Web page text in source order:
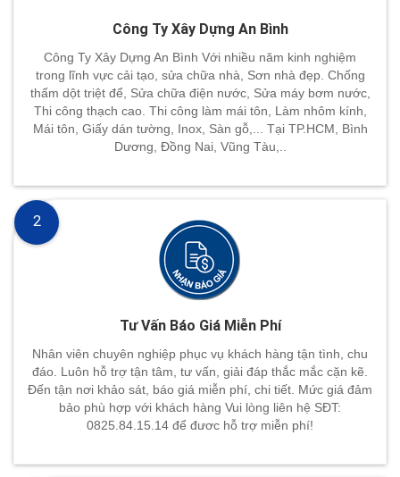
Công Ty Xây Dựng An Bình
Công Ty Xây Dựng An Bình Với nhiều năm kinh nghiệm
trong lĩnh vực cải tạo, sửa chữa nhà, Sơn nhà đẹp. Chống
thấm dột triệt để, Sửa chữa điện nước, Sửa máy bơm nước,
Thi công thạch cao. Thi công làm mái tôn, Làm nhôm kính,
Mái tôn, Giấy dán tường, Inox, Sàn gỗ,... Tại TP.HCM, Bình
Dương, Đồng Nai, Vũng Tàu,..
Tư Vấn Báo Giá Miễn Phí
Nhân viên chuyên nghiệp phục vụ khách hàng tận tình, chu
đáo. Luôn hỗ trợ tận tâm, tư vấn, giải đáp thắc mắc cặn kẽ.
Đến tận nơi khảo sát, báo giá miễn phí, chi tiết. Mức giá đảm
bảo phù hợp với khách hàng Vui lòng liên hệ SĐT:
0825.84.15.14 để đươc hỗ trợ miễn phí!
2